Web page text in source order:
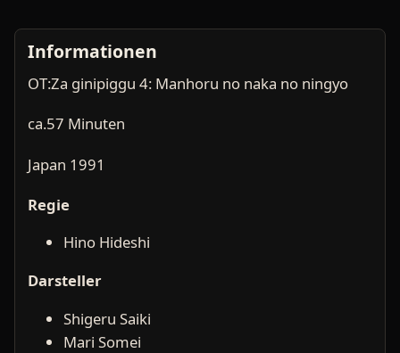
Informationen
OT:Za ginipiggu 4: Manhoru no naka no ningyo
ca.57 Minuten
Japan 1991
Regie
Hino Hideshi
Darsteller
Shigeru Saiki
Mari Somei